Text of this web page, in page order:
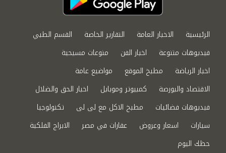
الرئيسية الاخبار العامة التقارير الخاصة
القسم الطبي
فيديوهات متنوعة
اخبار الفن
منوعات مسيحية
اخبار الرياضة
مطبخ الموقع
مواضيع عامة
الاقتصاد والبورصة
كمبيوتر وموبايل
اخبار الحق والضلال
فيديوهات فضائيات
مطبخ الاكل مع لى لى
تكنولوجيا
سيارات
اسعار وعروض عقارات في مصر
الابراج الفلكية
حظك اليوم